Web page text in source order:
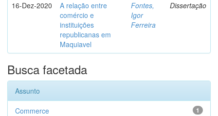
16-Dez-2020
A relação entre
comércio e
instituições
republicanas em
Maquiavel
Fontes,
Igor
Ferreira
Dissertação
Busca facetada
Assunto
1
Commerce